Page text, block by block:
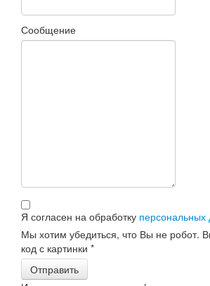
Сообщение
Я согласен на обработку персональных
Мы хотим убедиться, что Вы не робот.
код с картинки *
Отправить